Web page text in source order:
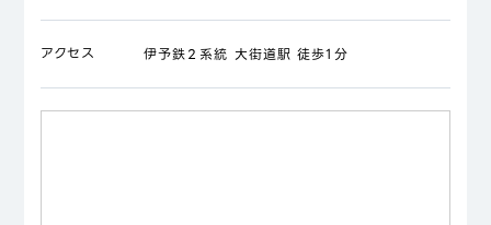
アクセス 伊予鉄２系統 大街道駅 徒歩1分